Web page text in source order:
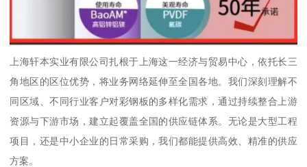
上海轩本实业有限公司扎根于上海这一经济与贸易中心，依托长三
角地区的区位优势，将业务网络延伸至全国各地。我们深刻理解不
同区域、不同行业客户对彩钢板的多样化需求，通过持续整合上游
资源与下游市场，建立起覆盖全国的供应链体系。无论是大型工程
项目，还是中小企业的日常采购，我们都能提供高效、精准的供应
方案。